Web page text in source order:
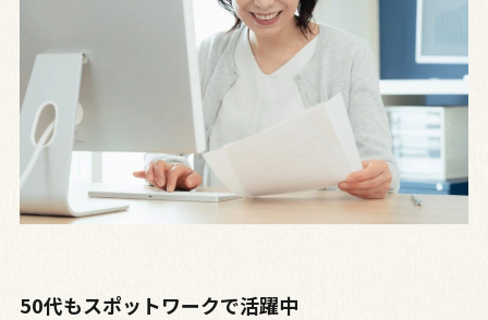
50代もスポットワークで活躍中